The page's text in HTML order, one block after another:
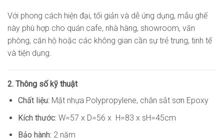
Với phong cách hiện đại, tối giản và dễ ứng dụng, mẫu ghế
này phù hợp cho quán cafe, nhà hàng, showroom, văn
phòng, căn hộ hoặc các không gian cần sự trẻ trung, tinh tế
và tiện dụng.
2. Thông số kỹ thuật
Chất liệu: Mặt nhựa Polypropylene, chân sắt sơn Epoxy
Kích thước: W=57 x D=56 x H=83 x sH=45cm
Bảo hành: 2 năm